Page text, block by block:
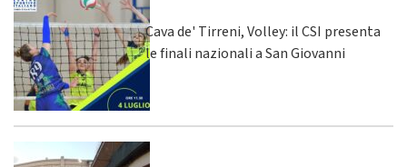
Cava de' Tirreni, Volley: il CSI presenta
le finali nazionali a San Giovanni